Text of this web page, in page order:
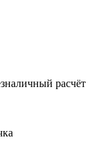
расчёт